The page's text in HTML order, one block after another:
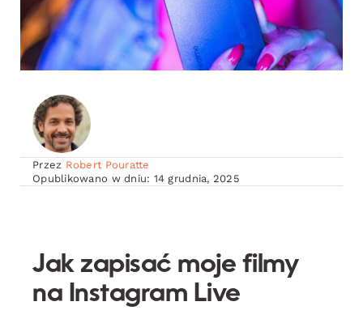
Przez Robert Pouratte
Opublikowano w dniu: 14 grudnia, 2025
Jak zapisać moje filmy
na Instagram Live